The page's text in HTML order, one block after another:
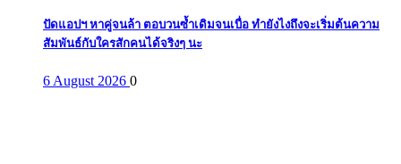
ปัดแอปฯ หาคู่จนล้า ตอบวนซ้ำเดิมจนเบื่อ ทำยังไงถึงจะเริ่มต้นความ
สัมพันธ์กับใครสักคนได้จริงๆ นะ
6 August 2026 0